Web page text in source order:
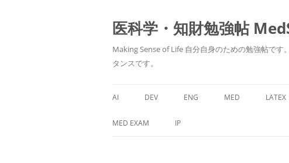
医科学・知財勉強帖
Making Sense of Life 自分自身のための勉強帖で
タンスです。
AI DEV ENG MED LATEX
MED EXAM IP